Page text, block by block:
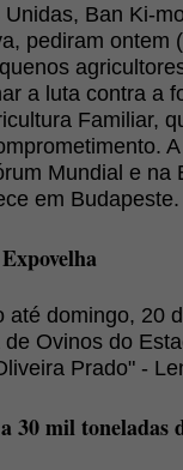
Ban Ki-
pediram ontem
a luta contra a
Familiar,
Mundial e na
em Budapeste.
domingo, 20
Ovinos do
Prado" -
30 mil toneladas